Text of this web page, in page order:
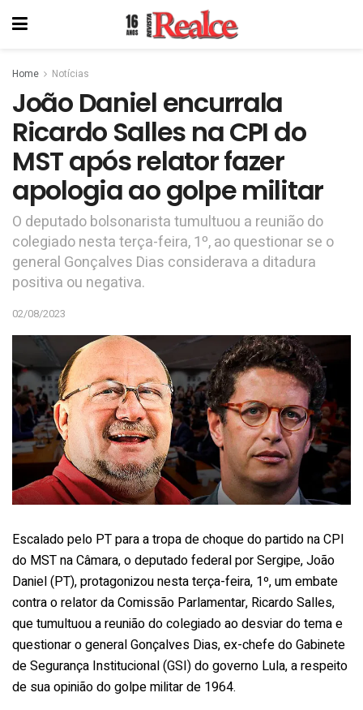
Home Notícias
João Daniel encurrala
Ricardo Salles na CPI do
MST após relator fazer
apologia ao golpe militar
O deputado bolsonarista tumultuou a reunião do
colegiado nesta terça-feira, 1º, ao questionar se o
general Gonçalves Dias considerava a ditadura
positiva ou negativa.
02/08/2023
Escalado pelo PT para a tropa de choque do partido na CPI
do MST na Câmara, o deputado federal por Sergipe, João
Daniel (PT), protagonizou nesta terça-feira, 1º, um embate
contra o relator da Comissão Parlamentar, Ricardo Salles,
que tumultuou a reunião do colegiado ao desviar do tema e
questionar o general Gonçalves Dias, ex-chefe do Gabinete
de Segurança Institucional (GSI) do governo Lula, a respeito
de sua opinião do golpe militar de 1964.